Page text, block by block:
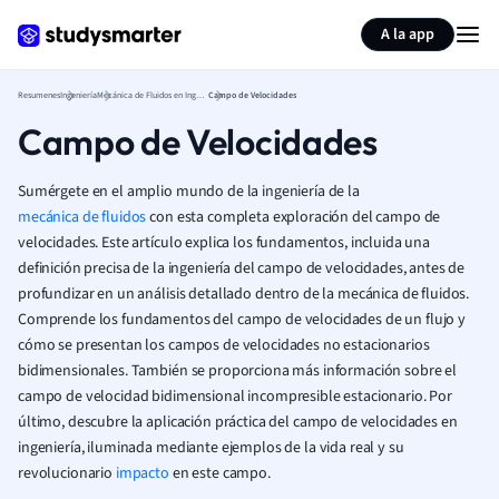
A la app
ResumenesIngeniería Mecánica de Fluidos en Ingeniería Campo de Velocidades
Campo de Velocidades
Sumérgete en el amplio mundo de la ingeniería de la
mecánica de fluidoscon esta completa exploración del campo de
velocidades. Este artículo explica los fundamentos, incluida una
definición precisa de la ingeniería del campo de velocidades, antes de
profundizar en un análisis detallado dentro de la mecánica de fluidos.
Comprende los fundamentos del campo de velocidades de un flujo y
cómo se presentan los campos de velocidades no estacionarios
bidimensionales. También se proporciona más información sobre el
campo de velocidad bidimensional incompresible estacionario. Por
último, descubre la aplicación práctica del campo de velocidades en
ingeniería, iluminada mediante ejemplos de la vida real y su
revolucionario impacto en este campo.
Resumir página